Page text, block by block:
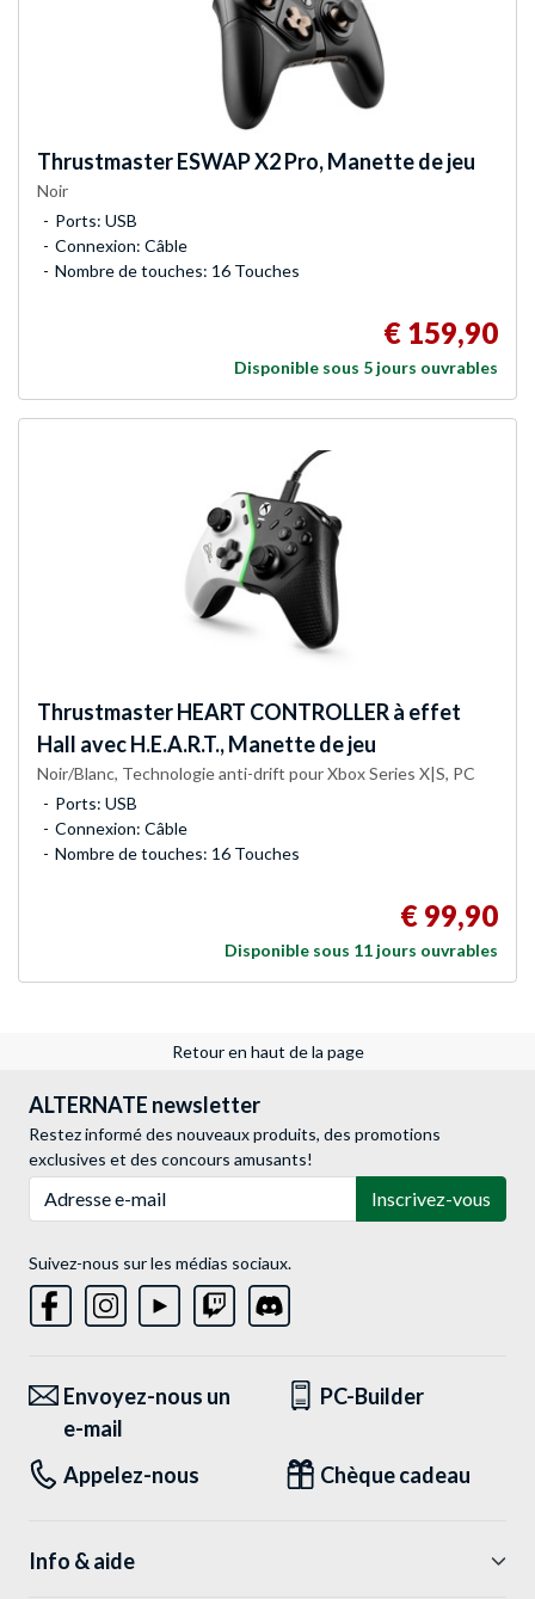
ThrustmasterESWAP X2 Pro, Manette de jeu
Noir
Ports: USB
Connexion: Câble
Nombre de touches: 16 Touches
€ 159,90
Disponible sous 5 jours ouvrables
ThrustmasterHEART CONTROLLER à effet
Hall avec H.E.A.R.T., Manette de jeu
Noir/Blanc, Technologie anti-drift pour Xbox Series X|S, PC
Ports: USB
Connexion: Câble
Nombre de touches: 16 Touches
€ 99,90
Disponible sous 11 jours ouvrables
Retour en haut de la page
ALTERNATE newsletter
Restez informé des nouveaux produits, des promotions
exclusives et des concours amusants!
Inscrivez-vous
Suivez-nous sur les médias sociaux.
Envoyez-nous un
e-mail
PC-Builder
Appelez-nous Chèque cadeau
Info & aide